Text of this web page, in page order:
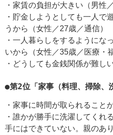
・家賃の負担が大きい（男性
・貯金しようとしても一人で
うから（女性／27歳／通信）
・一人暮らしをするようにな
いから（女性／35歳／医療・
・どうしても金銭関係が難し
●第2位「家事（料理、掃除、
・家事に時間が取られること
・誰かが勝手に洗濯してくれ
手にはできていない。親のあ